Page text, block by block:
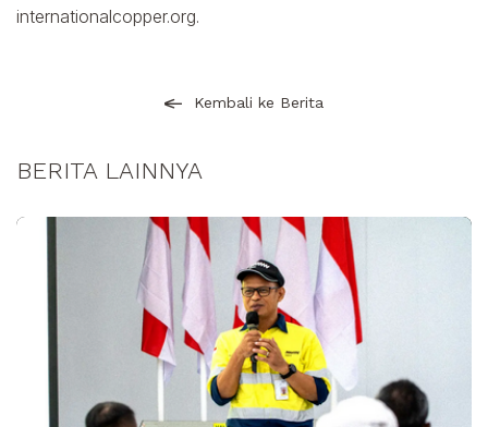
internationalcopper.org.
Kembali ke Berita
BERITA LAINNYA